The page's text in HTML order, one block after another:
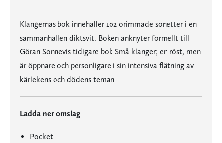
Klangernas bok innehåller 102 orimmade sonetter i en
sammanhållen diktsvit. Boken anknyter formellt till
Göran Sonnevis tidigare bok Små klanger; en röst, men
är öppnare och personligare i sin intensiva flätning av
kärlekens och dödens teman
Ladda ner omslag
Pocket